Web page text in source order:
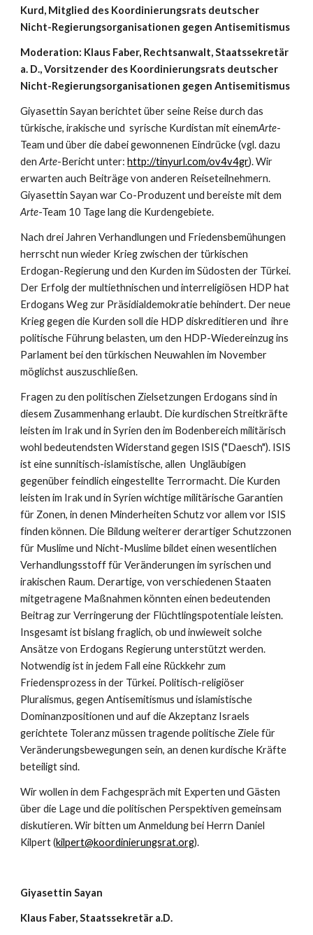
Kurd, Mitglied des Koordinierungsrats deutscher
Nicht-Regierungsorganisationen gegen Antisemitismus
Moderation: Klaus Faber, Rechtsanwalt, Staatssekretär
a. D., Vorsitzender des Koordinierungsrats deutscher
Nicht-Regierungsorganisationen gegen Antisemitismus
Giyasettin Sayan berichtet über seine Reise durch das
türkische, irakische und  syrische Kurdistan mit einemArte-
Team und über die dabei gewonnenen Eindrücke (vgl. dazu
den Arte-Bericht unter: http://tinyurl.com/ov4v4gr). Wir
erwarten auch Beiträge von anderen Reiseteilnehmern.
Arte-Team 10 Tage lang die Kurdengebiete.
Nach drei Jahren Verhandlungen und Friedensbemühungen
herrscht nun wieder Krieg zwischen der türkischen
Erdogan-Regierung und den Kurden im Südosten der Türkei.
Der Erfolg der multiethnischen und interreligiösen HDP hat
Erdogans Weg zur Präsidialdemokratie behindert. Der neue
Krieg gegen die Kurden soll die HDP diskreditieren und  ihre
politische Führung belasten, um den HDP-Wiedereinzug ins
Parlament bei den türkischen Neuwahlen im November
möglichst auszuschließen.
Fragen zu den politischen Zielsetzungen Erdogans sind in
diesem Zusammenhang erlaubt. Die kurdischen Streitkräfte
leisten im Irak und in Syrien den im Bodenbereich militärisch
wohl bedeutendsten Widerstand gegen ISIS ("Daesch"). ISIS
ist eine sunnitisch-islamistische, allen  Ungläubigen
gegenüber feindlich eingestellte Terrormacht. Die Kurden
leisten im Irak und in Syrien wichtige militärische Garantien
für Zonen, in denen Minderheiten Schutz vor allem vor ISIS
finden können. Die Bildung weiterer derartiger Schutzzonen
für Muslime und Nicht-Muslime bildet einen wesentlichen
Verhandlungsstoff für Veränderungen im syrischen und
irakischen Raum. Derartige, von verschiedenen Staaten
mitgetragene Maßnahmen könnten einen bedeutenden
Beitrag zur Verringerung der Flüchtlingspotentiale leisten.
Insgesamt ist bislang fraglich, ob und inwieweit solche
Ansätze von Erdogans Regierung unterstützt werden.
Notwendig ist in jedem Fall eine Rückkehr zum
Friedensprozess in der Türkei. Politisch-religiöser
Pluralismus, gegen Antisemitismus und islamistische
Dominanzpositionen und auf die Akzeptanz Israels
gerichtete Toleranz müssen tragende politische Ziele für
Veränderungsbewegungen sein, an denen kurdische Kräfte
beteiligt sind.
Wir wollen in dem Fachgespräch mit Experten und Gästen
über die Lage und die politischen Perspektiven gemeinsam
diskutieren. Wir bitten um Anmeldung bei Herrn Daniel
Kilpert (kilpert@koordinierungsrat.org).
Giyasettin Sayan
Klaus Faber, Staatssekretär a.D.